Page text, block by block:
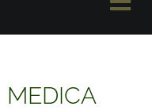
a
MEDICA